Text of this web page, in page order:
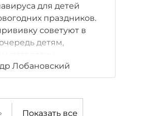
для детей
праздников.
советуют в
детям,
вакцинацию
не вводить.
Лобановский
Показать все